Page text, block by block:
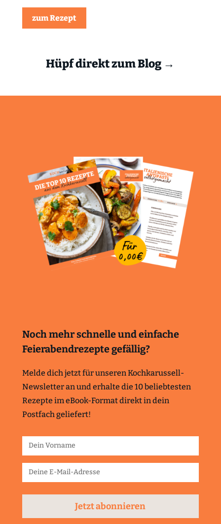
zum Rezept
Hüpf direkt zum Blog →
Noch mehr schnelle und einfache
Feierabendrezepte gefällig?
Melde dich jetzt für unseren Kochkarussell-
Newsletter an und erhalte die 10 beliebtesten
Rezepte im eBook-Format direkt in dein
Postfach geliefert!
Jetzt abonnieren